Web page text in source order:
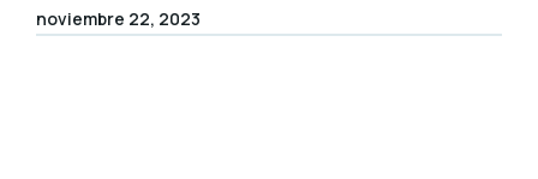
noviembre 22, 2023